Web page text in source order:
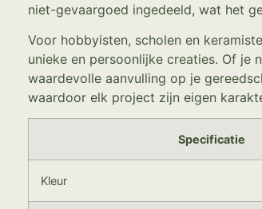
niet-gevaargoed ingedeeld, wat het
Voor hobbyisten, scholen en
unieke en persoonlijke creaties. Of je
waardevolle aanvulling op je
waardoor elk project zijn eigen
Specificatie
Kleur